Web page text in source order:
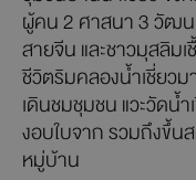
ผู้คน 2 ศาสนา 3 วัฒน
สายจีน และชาวมุสลิม
ชีวิตริมคลองน้ำเชี่ยว
เดินชมชุมชน แวะวัดน้
งอบใบจาก รวมถึงขึ้
หมู่บ้าน